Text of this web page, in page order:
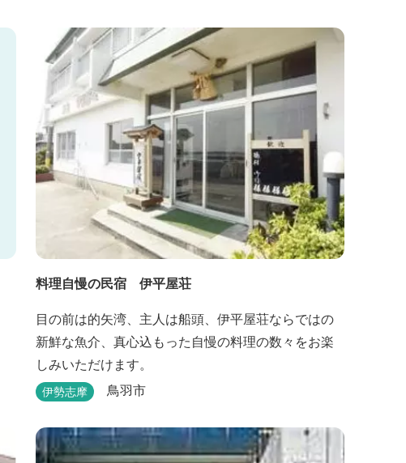
料理自慢の民宿 伊平屋荘
目の前は的矢湾、主人は船頭、伊平屋荘ならではの
新鮮な魚介、真心込もった自慢の料理の数々をお楽
しみいただけます。
伊勢志摩 鳥羽市